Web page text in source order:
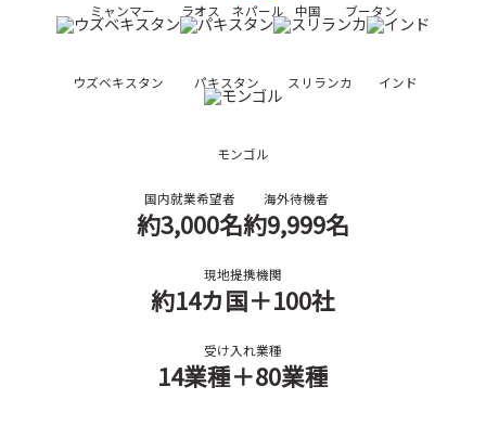
ミャンマー ラオス ネパール 中国 ブータン
ウズベキスタン パキスタン スリランカ インド
モンゴル
国内就業希望者
約3,000名
海外待機者
約9,999名
現地提携機関
約14カ国＋100社
受け入れ業種
14業種＋80業種